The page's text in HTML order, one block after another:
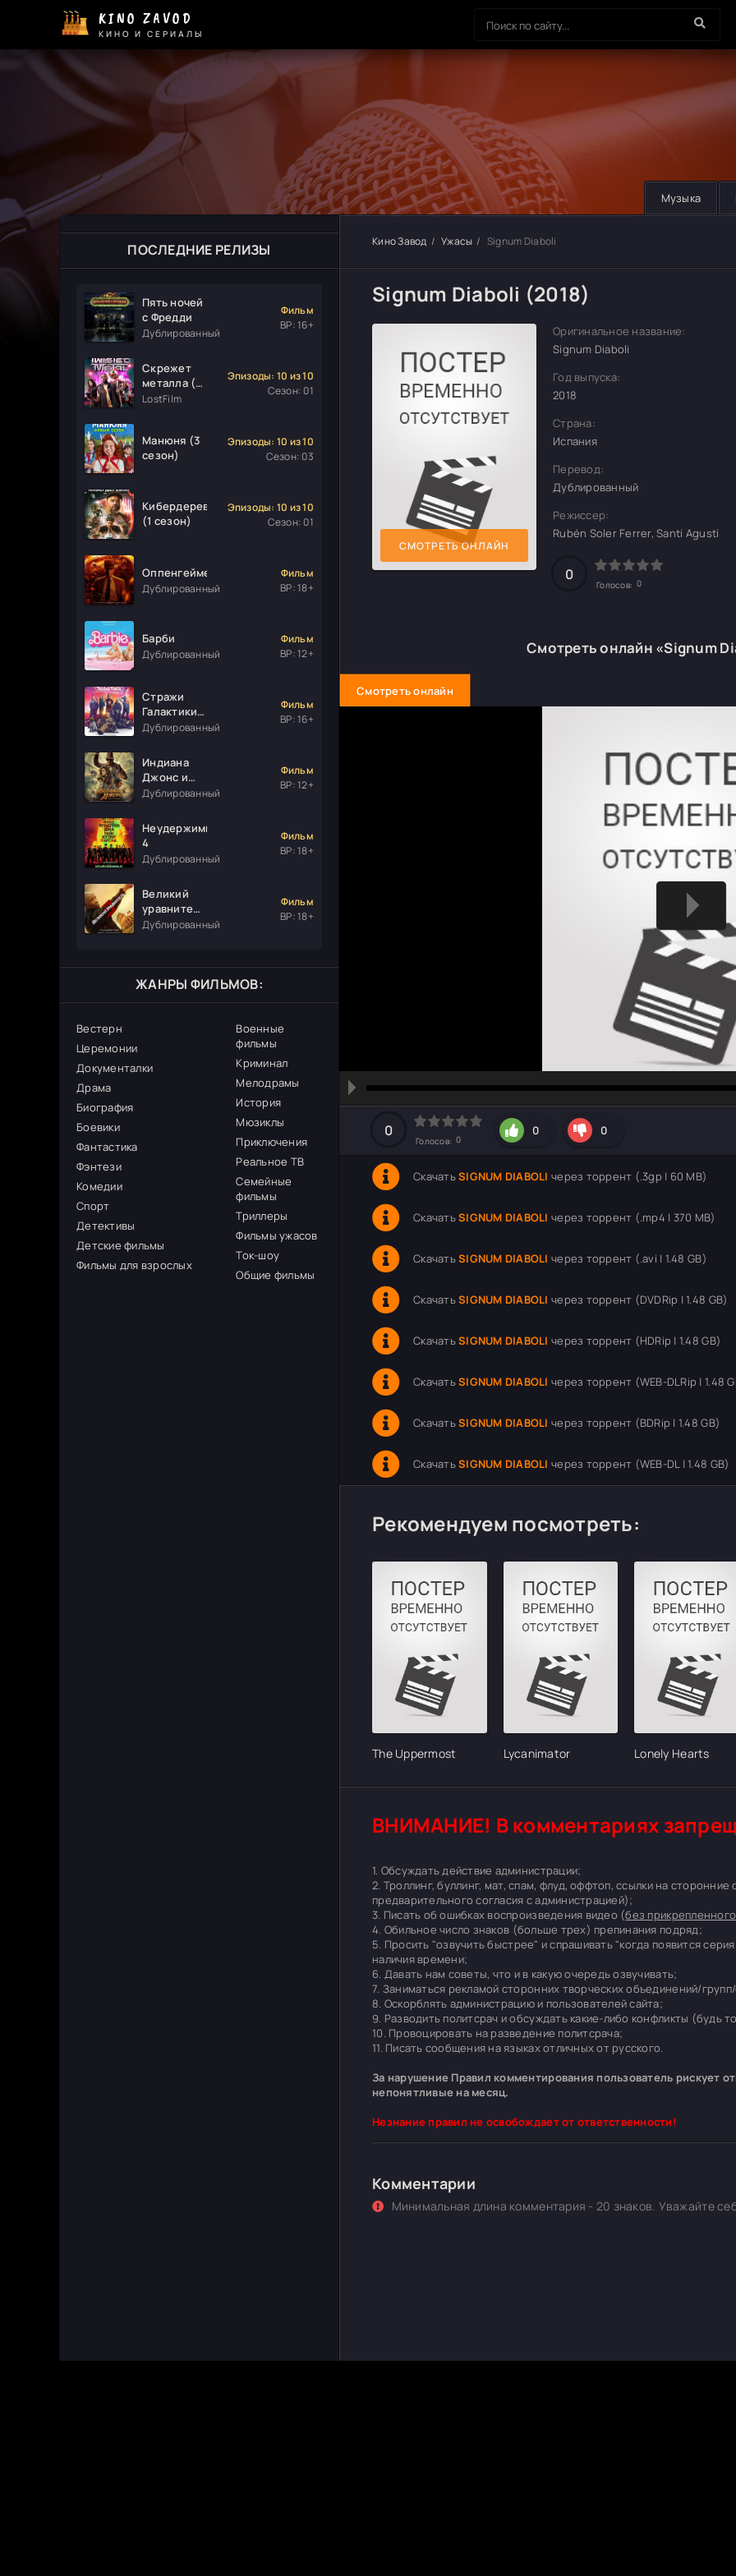
KINO ZAVOD
КИНО И СЕРИАЛЫ
Музыка
ПОСЛЕДНИЕ РЕЛИЗЫ
Пять ночей
с Фредди
Дублированный
Фильм
ВР: 16+
Скрежет
металла (1
сезон)
LostFilm
Эпизоды: 10 из 10
Сезон: 01
Манюня (3
сезон)
Эпизоды: 10 из 10
Сезон: 03
Кибердеревня
(1 сезон)
Эпизоды: 10 из 10
Сезон: 01
Оппенгеймер
Дублированный
Фильм
ВР: 18+
Барби
Дублированный
Фильм
ВР: 12+
Стражи
Галактики.
Часть 3
Дублированный
Фильм
ВР: 16+
Индиана
Джонс и
колесо
Дублированный
Фильм
ВР: 12+
Неудержимые
4
Дублированный
Фильм
ВР: 18+
Великий
уравнитель
3
Дублированный
Фильм
ВР: 18+
ЖАНРЫ ФИЛЬМОВ:
Вестерн
Церемонии
Документалки
Драма
Биография
Боевики
Фантастика
Фэнтези
Комедии
Спорт
Детективы
Детские фильмы
Фильмы для взрослых
Военные
фильмы
Криминал
Мелодрамы
История
Мюзиклы
Приключения
Реальное ТВ
Семейные
фильмы
Триллеры
Фильмы ужасов
Ток-шоу
Общие фильмы
Кино Завод Ужасы Signum Diaboli
Signum Diaboli (2018)
СМОТРЕТЬ ОНЛАЙН
Оригинальное название:
Signum Diaboli
Год выпуска:
2018
Страна:
Испания
Перевод:
Дублированный
Режиссер:
Rubén Soler Ferrer, Santi Agustí
0
Голосов: 0
Смотреть онлайн «Signum
Смотреть онлайн
hd2160
hd1440
highres
hd1080
hd720
large
medium
small
tiny
0
Голосов: 0
0 0
СкачатьSIGNUM DIABOLI через торрент (.3gp | 60 MB)
СкачатьSIGNUM DIABOLI через торрент (.mp4 | 370 MB)
СкачатьSIGNUM DIABOLI через торрент (.avi | 1.48 GB)
СкачатьSIGNUM DIABOLI через торрент (DVDRip | 1.48 GB)
СкачатьSIGNUM DIABOLI через торрент (HDRip | 1.48 GB)
СкачатьSIGNUM DIABOLI через торрент (WEB-DLRip | 1.48
СкачатьSIGNUM DIABOLI через торрент (BDRip | 1.48 GB)
СкачатьSIGNUM DIABOLI через торрент (WEB-DL | 1.48 GB)
Рекомендуем посмотреть:
The Uppermost Lycanimator Lonely Hearts
ВНИМАНИЕ! В комментариях
1. Обсуждать действие администрации;
2. Троллинг, буллинг, мат, спам, флуд, оффтоп, ссылки на
предварительного согласия с администрацией);
3. Писать об ошибках воспроизведения видео (без
4. Обильное число знаков (больше трех) препинания подряд;
5. Просить "озвучить быстрее" и спрашивать "когда появится
наличия времени;
6. Давать нам советы, что и в какую очередь озвучивать;
7. Заниматься рекламой сторонних творческих объединений/
8. Оскорблять администрацию и пользователей сайта;
9. Разводить политсрач и обсуждать какие-либо конфликты (будь
10. Провоцировать на разведение политсрача;
11. Писать сообщения на языках отличных от русского.
За нарушение Правил комментирования пользователь рискует
непонятливые на месяц.
Незнание правил не освобождает от ответственности!
Комментарии
Минимальная длина комментария - 20 знаков. Уважайте